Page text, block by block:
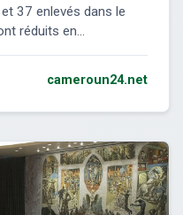
37 enlevés dans le
réduits en...
cameroun24.net